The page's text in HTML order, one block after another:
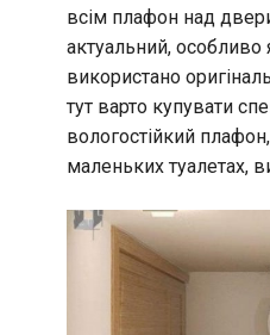
всім плафон над
актуальний,
використано
тут варто купувати
вологостійкий
маленьких туалетах,